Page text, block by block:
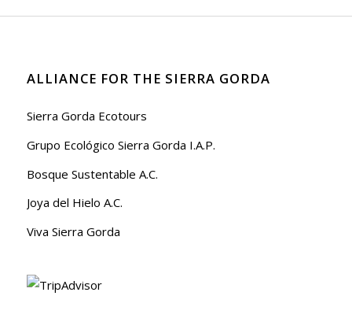
ALLIANCE FOR THE SIERRA GORDA
Sierra Gorda Ecotours
Grupo Ecológico Sierra Gorda I.A.P.
Bosque Sustentable A.C.
Joya del Hielo A.C.
Viva Sierra Gorda